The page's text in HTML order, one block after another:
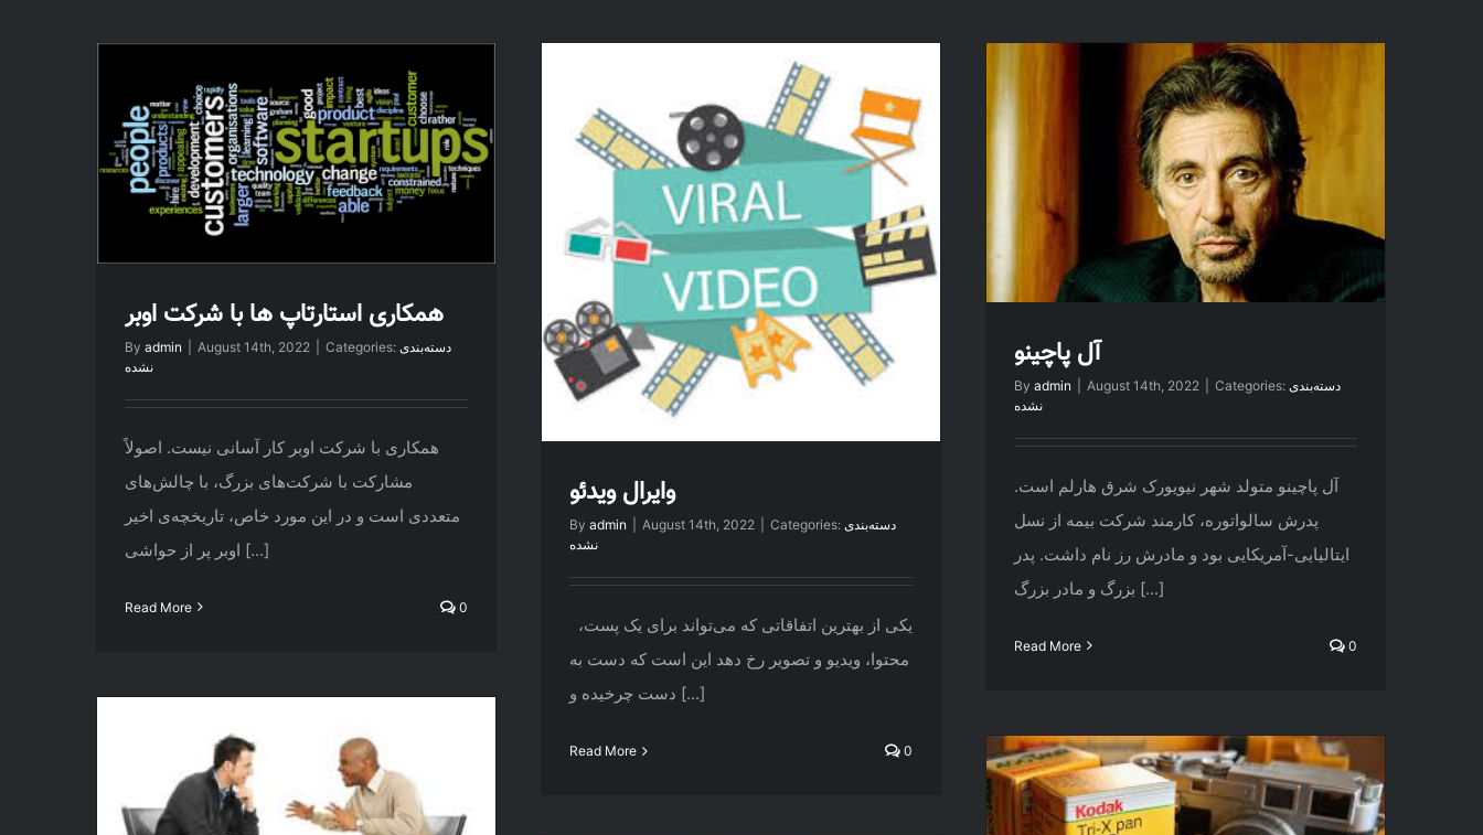
همکاری استارتاپ ها با شرکت اوبر
By admin August 14th, 2022 Categories: دسته‌بندی
نشده
همکاری با شرکت اوبر کار آسانی نیست. اصولاً
مشارکت با شرکت‌های بزرگ، با چالش‌های
متعددی است و در این مورد خاص، تاریخچه‌ی اخیر
اوبر پر از حواشی [...]
Read More 0
وایرال ویدئو
By admin August 14th, 2022 Categories: دسته‌بندی
نشده
محتوا، ویدیو و تصویر رخ دهد این است که دست به
دست چرخیده و [...]
Read More 0
آل پاچینو
By admin August 14th, 2022 Categories: دسته‌بندی
نشده
آل پاچینو متولد شهر نیویورک شرق هارلم است.
پدرش سالواتوره، کارمند شرکت بیمه از نسل
ایتالیایی-آمریکایی بود و مادرش رز نام داشت. پدر
بزرگ و مادر بزرگ [...]
Read More 0